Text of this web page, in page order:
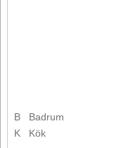
B
Badrum
K
Kök